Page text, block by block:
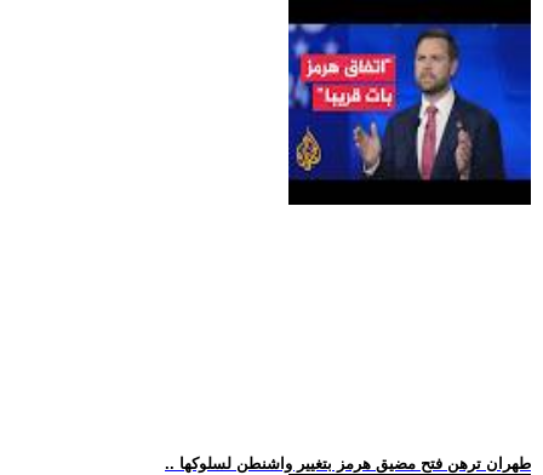
.. طهران ترهن فتح مضيق هرمز بتغيير واشنطن لسلوكها